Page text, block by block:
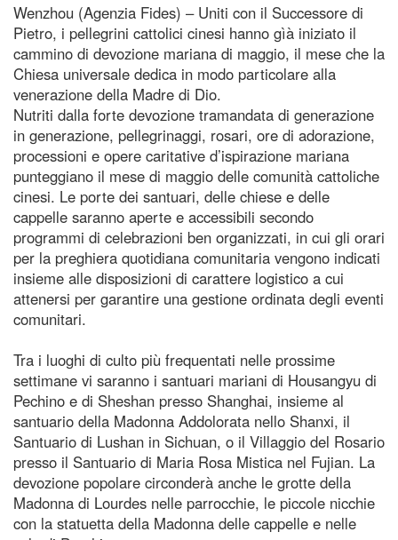
Wenzhou (Agenzia Fides) – Uniti con il Successore di
Pietro, i pellegrini cattolici cinesi hanno gìà iniziato il
cammino di devozione mariana di maggio, il mese che la
Chiesa universale dedica in modo particolare alla
venerazione della Madre di Dio.
Nutriti dalla forte devozione tramandata di generazione
in generazione, pellegrinaggi, rosari, ore di adorazione,
processioni e opere caritative d’ispirazione mariana
punteggiano il mese di maggio delle comunità cattoliche
cinesi. Le porte dei santuari, delle chiese e delle
cappelle saranno aperte e accessibili secondo
programmi di celebrazioni ben organizzati, in cui gli orari
per la preghiera quotidiana comunitaria vengono indicati
insieme alle disposizioni di carattere logistico a cui
attenersi per garantire una gestione ordinata degli eventi
comunitari.
Tra i luoghi di culto più frequentati nelle prossime
settimane vi saranno i santuari mariani di Housangyu di
Pechino e di Sheshan presso Shanghai, insieme al
santuario della Madonna Addolorata nello Shanxi, il
Santuario di Lushan in Sichuan, o il Villaggio del Rosario
presso il Santuario di Maria Rosa Mistica nel Fujian. La
devozione popolare circonderà anche le grotte della
Madonna di Lourdes nelle parrocchie, le piccole nicchie
con la statuetta della Madonna delle cappelle e nelle